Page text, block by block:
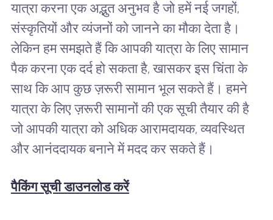
यात्रा करना एक अद्भुत अनुभव है जो हमें नई जगहों,
संस्कृतियों और व्यंजनों को जानने का मौका देता है।
लेकिन हम समझते हैं कि आपकी यात्रा के लिए सामान
पैक करना एक दर्द हो सकता है, खासकर इस चिंता के
साथ कि आप कुछ ज़रूरी सामान भूल सकते हैं। हमने
यात्रा के लिए ज़रूरी सामानों की एक सूची तैयार की है
जो आपकी यात्रा को अधिक आरामदायक, व्यवस्थित
और आनंददायक बनाने में मदद कर सकते हैं।
पैकिंग सूची डाउनलोड करें